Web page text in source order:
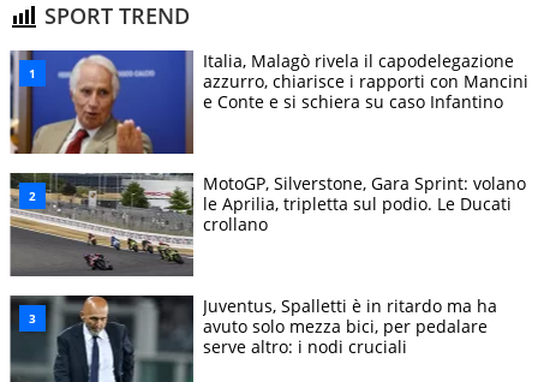
SPORT TREND
Italia, Malagò rivela il capodelegazione
azzurro, chiarisce i rapporti con Mancini
e Conte e si schiera su caso Infantino
MotoGP, Silverstone, Gara Sprint: volano
le Aprilia, tripletta sul podio. Le Ducati
crollano
Juventus, Spalletti è in ritardo ma ha
avuto solo mezza bici, per pedalare
serve altro: i nodi cruciali